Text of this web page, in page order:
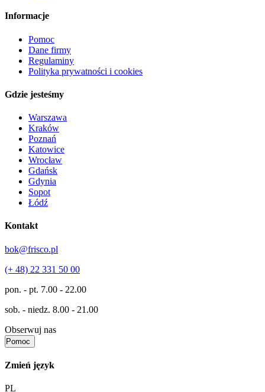
Informacje
Pomoc
Dane firmy
Regulaminy
Polityka prywatności i cookies
Gdzie jesteśmy
Warszawa
Kraków
Poznań
Katowice
Wrocław
Gdańsk
Gdynia
Sopot
Łódź
Kontakt
bok@frisco.pl
(+ 48) 22 331 50 00
pon. - pt. 7.00 - 22.00
sob. - niedz. 8.00 - 21.00
Obserwuj nas
Pomoc
Zmień język
PL